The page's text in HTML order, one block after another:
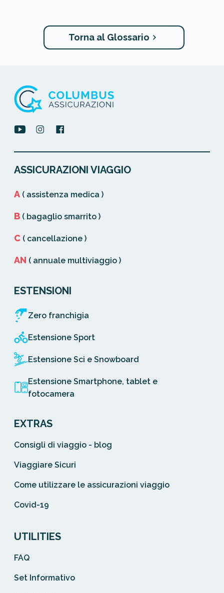
Torna al Glossario
ASSICURAZIONI VIAGGIO
A ( assistenza medica )
B ( bagaglio smarrito )
C ( cancellazione )
AN ( annuale multiviaggio )
ESTENSIONI
Zero franchigia
Estensione Sport
Estensione Sci e Snowboard
Estensione Smartphone, tablet e
fotocamera
EXTRAS
Consigli di viaggio - blog
Viaggiare Sicuri
Come utilizzare le assicurazioni viaggio
Covid-19
UTILITIES
FAQ
Set Informativo